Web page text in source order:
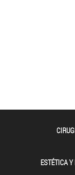
ESTÉTICA